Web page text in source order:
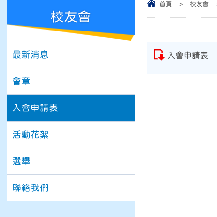
首頁 > 校友會
入會申請表
校友會
最新消息
會章
入會申請表
活動花絮
選舉
聯絡我們